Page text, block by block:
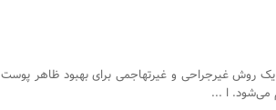
یک روش غیرجراحی و غیرتهاجمی برای بهبود ظاهر پوست
می‌شود. ا ...